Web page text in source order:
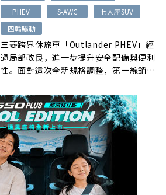
PHEV
S-AWC
七人座SUV
四輪驅動
三菱跨界休旅車「Outlander PHEV」經
過局部改良，進一步提升安全配備與便利
性。面對這次全新規格調整，第一線銷售